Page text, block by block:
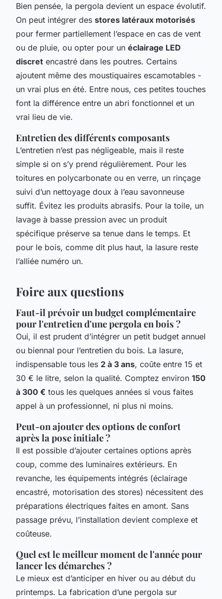
Bien pensée, la pergola devient un espace évolutif.
On peut intégrer des stores latéraux motorisés
pour fermer partiellement l’espace en cas de vent
ou de pluie, ou opter pour un éclairage LED
discret encastré dans les poutres. Certains
ajoutent même des moustiquaires escamotables -
un vrai plus en été. Entre nous, ces petites touches
font la différence entre un abri fonctionnel et un
vrai lieu de vie.
Entretien des différents composants
L’entretien n’est pas négligeable, mais il reste
simple si on s’y prend régulièrement. Pour les
toitures en polycarbonate ou en verre, un rinçage
suivi d’un nettoyage doux à l’eau savonneuse
suffit. Évitez les produits abrasifs. Pour la toile, un
lavage à basse pression avec un produit
spécifique préserve sa tenue dans le temps. Et
pour le bois, comme dit plus haut, la lasure reste
l’alliée numéro un.
Foire aux questions
Faut-il prévoir un budget complémentaire
pour l'entretien d'une pergola en bois ?
Oui, il est prudent d’intégrer un petit budget annuel
ou biennal pour l’entretien du bois. La lasure,
indispensable tous les 2 à 3 ans, coûte entre 15 et
30 € le litre, selon la qualité. Comptez environ 150
à 300 € tous les quelques années si vous faites
appel à un professionnel, ni plus ni moins.
Peut-on ajouter des options de confort
après la pose initiale ?
Il est possible d’ajouter certaines options après
coup, comme des luminaires extérieurs. En
revanche, les équipements intégrés (éclairage
encastré, motorisation des stores) nécessitent des
préparations électriques faites en amont. Sans
passage prévu, l’installation devient complexe et
coûteuse.
Quel est le meilleur moment de l'année pour
lancer les démarches ?
Le mieux est d’anticiper en hiver ou au début du
printemps. La fabrication d’une pergola sur